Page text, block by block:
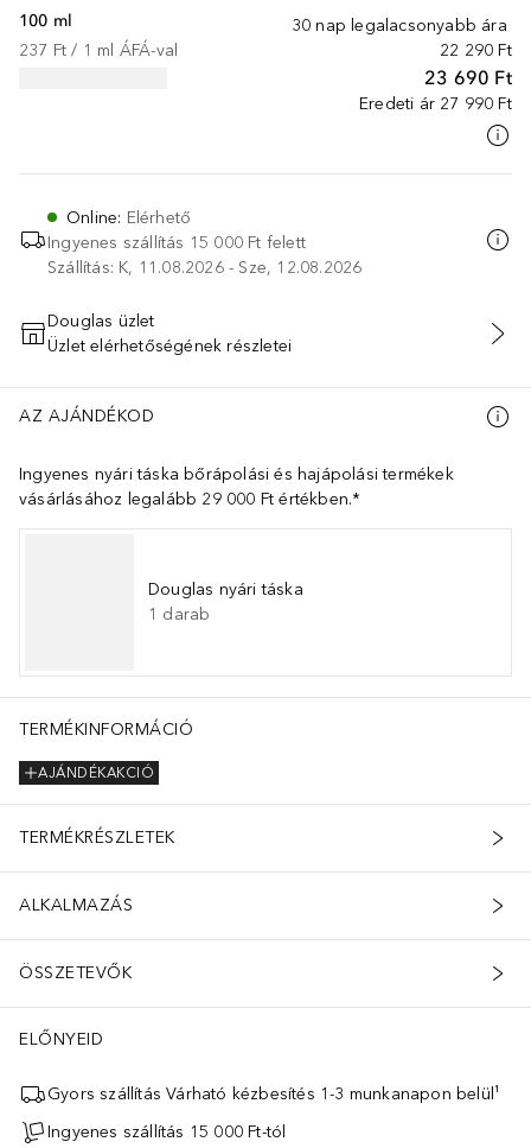
30 nap legalacsonyabb ára
22 290 Ft
23 690 Ft
Eredeti ár 27 990 Ft
100 ml
237 Ft / 1 ml ÁFÁ-val
Online: Elérhető
Ingyenes szállítás 15 000 Ft felett
Szállítás: K, 11.08.2026 - Sze, 12.08.2026
KOSÁRBA HELYEZÉS
Douglas üzlet
Üzlet elérhetőségének részletei
AZ AJÁNDÉKOD
Ingyenes nyári táska bőrápolási és hajápolási termékek
vásárlásához legalább 29 000 Ft értékben.*
Douglas nyári táska
1 darab
TERMÉKINFORMÁCIÓ
AJÁNDÉKAKCIÓ
TERMÉKRÉSZLETEK
ALKALMAZÁS
ÖSSZETEVŐK
ELŐNYEID
Gyors szállítás Várható kézbesítés 1-3 munkanapon belül¹
Ingyenes szállítás 15 000 Ft-tól